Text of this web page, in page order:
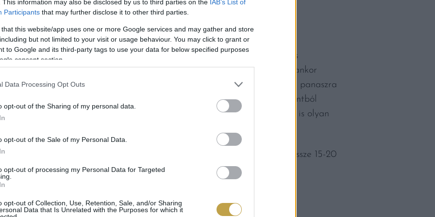
This information may also be disclosed by us to third parties on the IAB’s List of
Participants that may further disclose it to other third parties.
that this website/app uses one or more Google services and may gather and store
but not limited to your visit or usage behaviour. You may click to grant or
to Google and its third-party tags to use your data for below specified purposes
consent section.
Data Processing Opt Outs
opt-out of the Sharing of my personal data.
opt-out of the Sale of my Personal Data.
opt-out of processing my Personal Data for Targeted
opt-out of Collection, Use, Retention, Sale, and/or Sharing
Data that Is Unrelated with the Purposes for which it
a lehető legkrémesebb legyen.
MÓDRA
tradicionális „comfort food”. Olyan valami, amit mindenki szeret és
érzés fogja el. Nagyon gyakran „olasz penicillinnek” nevezik, mert olyankor
valaki beteg. A nonnák, azaz a háziasszonyok szerint ugyanis minden panaszra
gyomorrontás, influenza vagy másnaposság esetén. Ebből a szempontból
a mi húslevessel kapcsolatos felfogásunktól. Főleg, hogy a pastina is olyan
kezdve rendszeresen fogyaszt.
elkészíthető. Mivel tényleg nagyon aprók a tésztaszemek, mindössze 15-20
változata.